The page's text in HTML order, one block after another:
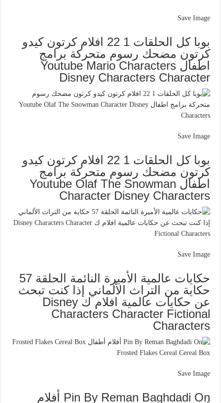
Save Image
بوبا كل الحلقات 1 22 افلام كرتون كيدو
كرتون مضحك رسوم متحركة برامج
اطفال Youtube Mario Characters
Disney Characters Character
Save Image
بوبا كل الحلقات 1 22 افلام كرتون كيدو
كرتون مضحك رسوم متحركة برامج
اطفال Youtube Olaf The Snowman
Character Disney Characters
Save Image
حكايات عالمية الأميرة النائمة الحلقة 57
حكاية من التراث الألماني إذا كنت تبحث
عن حكايات عالمية افلام ك Disney
Characters Character Fictional
Characters
Save Image
Pin By Reman Baghdadi On أفلام